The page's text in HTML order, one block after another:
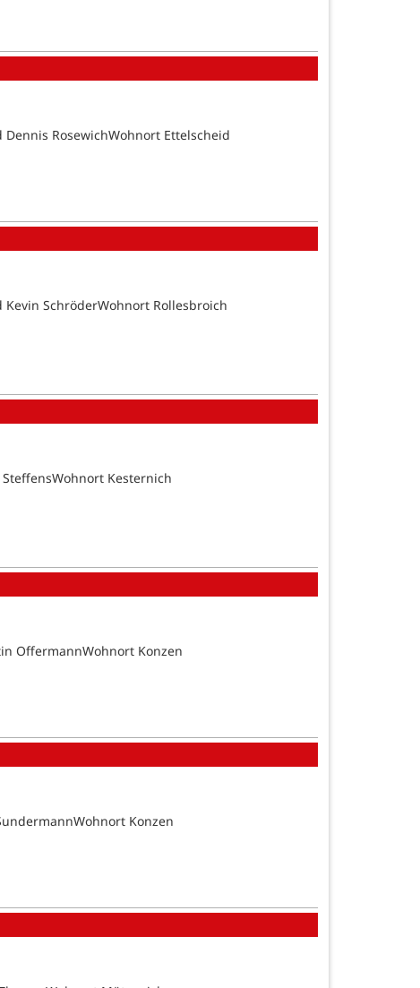
RosewichWohnort Ettelscheid
Kevin SchröderWohnort Rollesbroich
Kesternich
OffermannWohnort Konzen
Konzen